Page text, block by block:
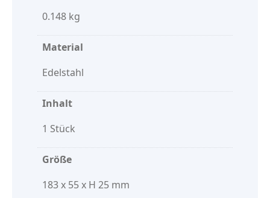
0.148 kg
Material
Edelstahl
Inhalt
1 Stück
Größe
183 x 55 x H 25 mm